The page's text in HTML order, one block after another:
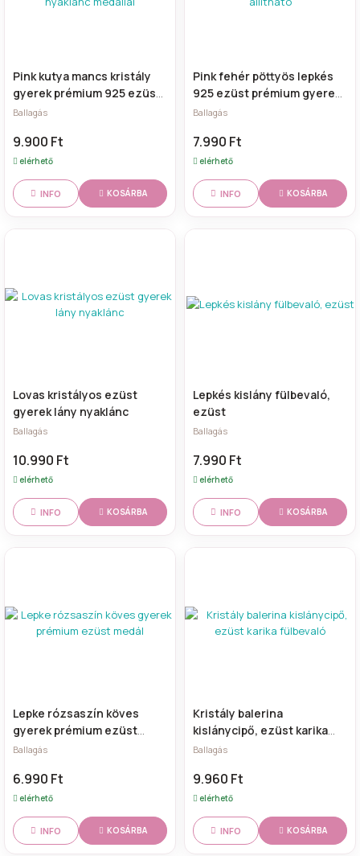
Pink kutya mancs kristály
gyerek prémium 925 ezüst
kislány nyaklánc medállal
Ballagás
9.900 Ft
elérhető
INFO KOSÁRBA
Pink fehér pöttyös lepkés
925 ezüst prémium gyerek
gyűrű, állítható
Ballagás
7.990 Ft
elérhető
INFO KOSÁRBA
Lovas kristályos ezüst
gyerek lány nyaklánc
Ballagás
10.990 Ft
elérhető
INFO KOSÁRBA
Lepkés kislány fülbevaló,
ezüst
Ballagás
7.990 Ft
elérhető
INFO KOSÁRBA
Lepke rózsaszín köves
gyerek prémium ezüst
medál
Ballagás
6.990 Ft
elérhető
INFO KOSÁRBA
Kristály balerina
kislánycipő, ezüst karika
fülbevaló
Ballagás
9.960 Ft
elérhető
INFO KOSÁRBA